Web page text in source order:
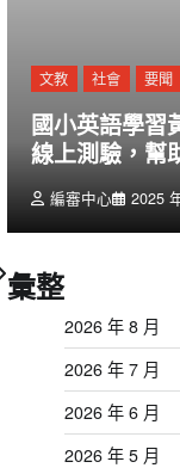
文教 社會 要聞
國小英語學習
線上測驗，幫
編審中心 2025
彙整
2026 年 8 月
2026 年 7 月
2026 年 6 月
2026 年 5 月